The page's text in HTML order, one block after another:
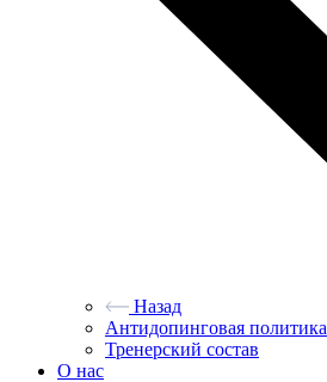
Назад
Антидопинговая политика
Тренерский состав
О нас